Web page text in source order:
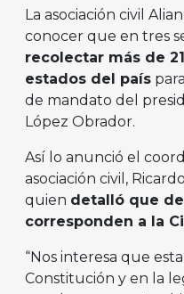
La asociación civil
conocer que en tres
recolectar más de
estados del país
de mandato del
López Obrador.
Así lo anunció el
asociación civil,
quien detalló que
corresponden a la
“Nos interesa que
Constitución y en la